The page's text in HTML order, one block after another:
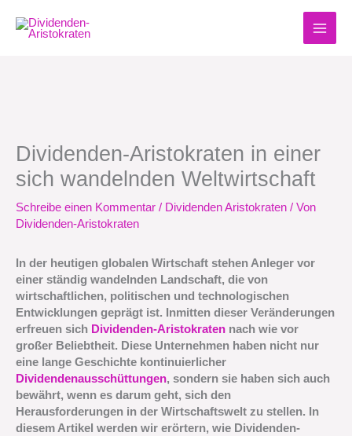
Inhalt
springen
Dividenden-Aristokraten in einer
sich wandelnden Weltwirtschaft
Schreibe einen Kommentar / Dividenden Aristokraten / Von
Dividenden-Aristokraten
In der heutigen globalen Wirtschaft stehen Anleger vor
einer ständig wandelnden Landschaft, die von
wirtschaftlichen, politischen und technologischen
Entwicklungen geprägt ist. Inmitten dieser Veränderungen
erfreuen sich Dividenden-Aristokraten nach wie vor
großer Beliebtheit. Diese Unternehmen haben nicht nur
eine lange Geschichte kontinuierlicher
Dividendenausschüttungen, sondern sie haben sich auch
bewährt, wenn es darum geht, sich den
Herausforderungen in der Wirtschaftswelt zu stellen. In
diesem Artikel werden wir erörtern, wie Dividenden-